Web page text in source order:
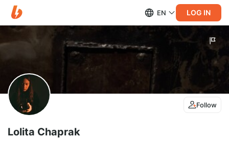
EN LOG IN
Follow
Lolita Chaprak